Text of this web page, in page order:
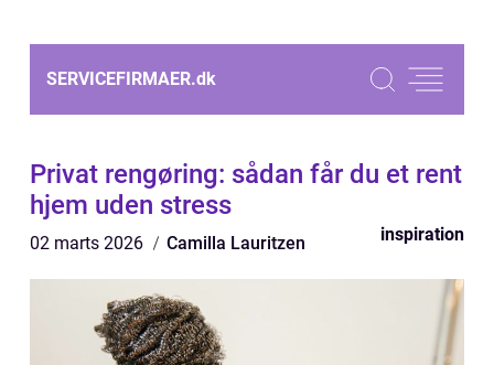
SERVICEFIRMAER.dk
Privat rengøring: sådan får du et rent
hjem uden stress
02 marts 2026 Camilla Lauritzen inspiration